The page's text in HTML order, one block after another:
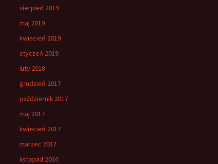
sierpień 2019
maj 2019
kwiecień 2019
styczeń 2019
luty 2018
grudzień 2017
październik 2017
maj 2017
kwiecień 2017
marzec 2017
listopad 2016